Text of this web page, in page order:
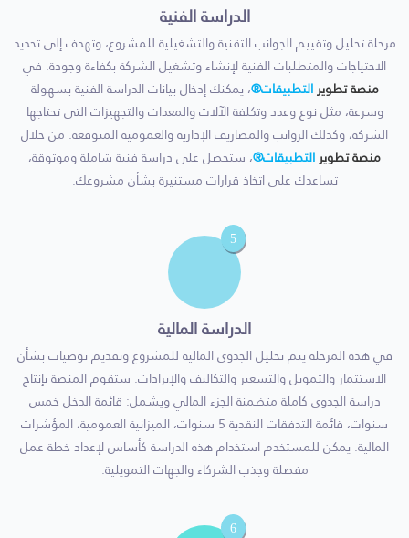
الدراسة الفنية
مرحلة تحليل وتقييم الجوانب التقنية والتشغيلية للمشروع، وتهدف إلى تحديد
الاحتياجات والمتطلبات الفنية لإنشاء وتشغيل الشركة بكفاءة وجودة. في
منصة تطويرالتطبيقات®، يمكنك إدخال بيانات الدراسة الفنية بسهولة
وسرعة، مثل نوع وعدد وتكلفة الآلات والمعدات والتجهيزات التي تحتاجها
الشركة، وكذلك الرواتب والمصاريف الإدارية والعمومية المتوقعة. من خلال
منصة تطويرالتطبيقات®، ستحصل على دراسة فنية شاملة وموثوقة،
تساعدك على اتخاذ قرارات مستنيرة بشأن مشروعك.
5
الدراسة المالية
في هذه المرحلة يتم تحليل الجدوى المالية للمشروع وتقديم توصيات بشأن
الاستثمار والتمويل والتسعير والتكاليف والإيرادات. ستقوم المنصة بإنتاج
دراسة الجدوى كاملة متضمنة الجزء المالي ويشمل: قائمة الدخل خمس
سنوات، قائمة التدفقات النقدية 5 سنوات، الميزانية العمومية، المؤشرات
المالية. يمكن للمستخدم استخدام هذه الدراسة كأساس لإعداد خطة عمل
مفصلة وجذب الشركاء والجهات التمويلية.
6